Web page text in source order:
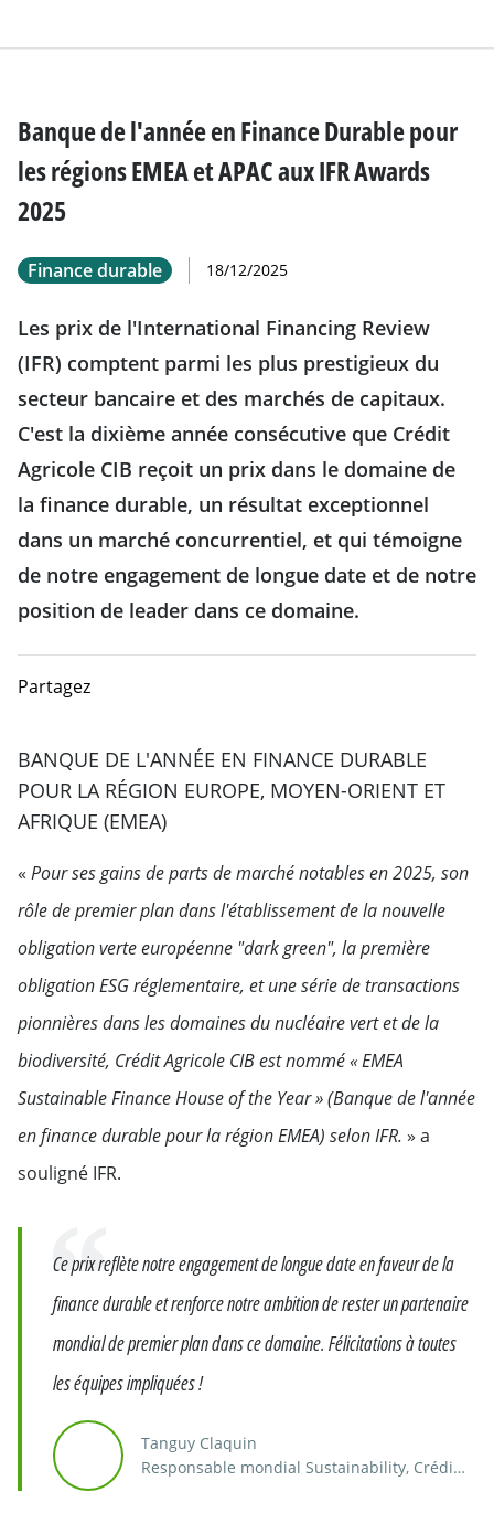
Banque de l'année en Finance Durable pour
les régions EMEA et APAC aux IFR Awards
2025
Finance durable 18/12/2025
Les prix de l'International Financing Review
(IFR) comptent parmi les plus prestigieux du
secteur bancaire et des marchés de capitaux.
C'est la dixième année consécutive que Crédit
Agricole CIB reçoit un prix dans le domaine de
la finance durable, un résultat exceptionnel
dans un marché concurrentiel, et qui témoigne
de notre engagement de longue date et de notre
position de leader dans ce domaine.
Partagez
BANQUE DE L'ANNÉE EN FINANCE DURABLE
POUR LA RÉGION EUROPE, MOYEN-ORIENT ET
AFRIQUE (EMEA)
« Pour ses gains de parts de marché notables en 2025, son
rôle de premier plan dans l'établissement de la nouvelle
obligation verte européenne "dark green", la première
obligation ESG réglementaire, et une série de transactions
pionnières dans les domaines du nucléaire vert et de la
biodiversité, Crédit Agricole CIB est nommé « EMEA
Sustainable Finance House of the Year » (Banque de l'année
en finance durable pour la région EMEA) selon IFR. » a
souligné IFR.
Ce prix reflète notre engagement de longue date en faveur de la
finance durable et renforce notre ambition de rester un partenaire
mondial de premier plan dans ce domaine. Félicitations à toutes
les équipes impliquées !
Tanguy Claquin
Responsable mondial Sustainability, Crédit